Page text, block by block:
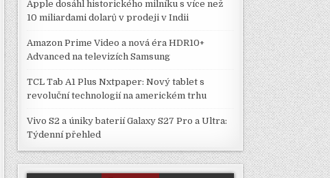
Apple dosáhl historického milníku s více než
10 miliardami dolarů v prodeji v Indii
Amazon Prime Video a nová éra HDR10+
Advanced na televizích Samsung
TCL Tab A1 Plus Nxtpaper: Nový tablet s
revoluční technologií na americkém trhu
Vivo S2 a úniky baterií Galaxy S27 Pro a Ultra:
Týdenní přehled